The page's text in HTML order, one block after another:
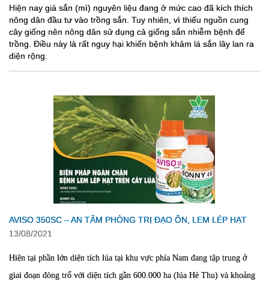
Hiện nay giá sắn (mì) nguyên liệu đang ở mức cao đã kích thích
nông dân đầu tư vào trồng sắn. Tuy nhiên, vì thiếu nguồn cung
cây giống nên nông dân sử dụng cả giống sắn nhiễm bệnh để
trồng. Điều này là rất nguy hại khiến bệnh khảm lá sắn lây lan ra
diện rộng.
AVISO 350SC – AN TÂM PHÒNG TRỊ ĐẠO ÔN, LEM LÉP HẠT
13/08/2021
Hiện tại phần lớn diện tích lúa tại khu vực phía Nam đang tập trung ở
giai đoạn đòng trổ với diện tích gần 600.000 ha (lúa Hè Thu) và khoảng